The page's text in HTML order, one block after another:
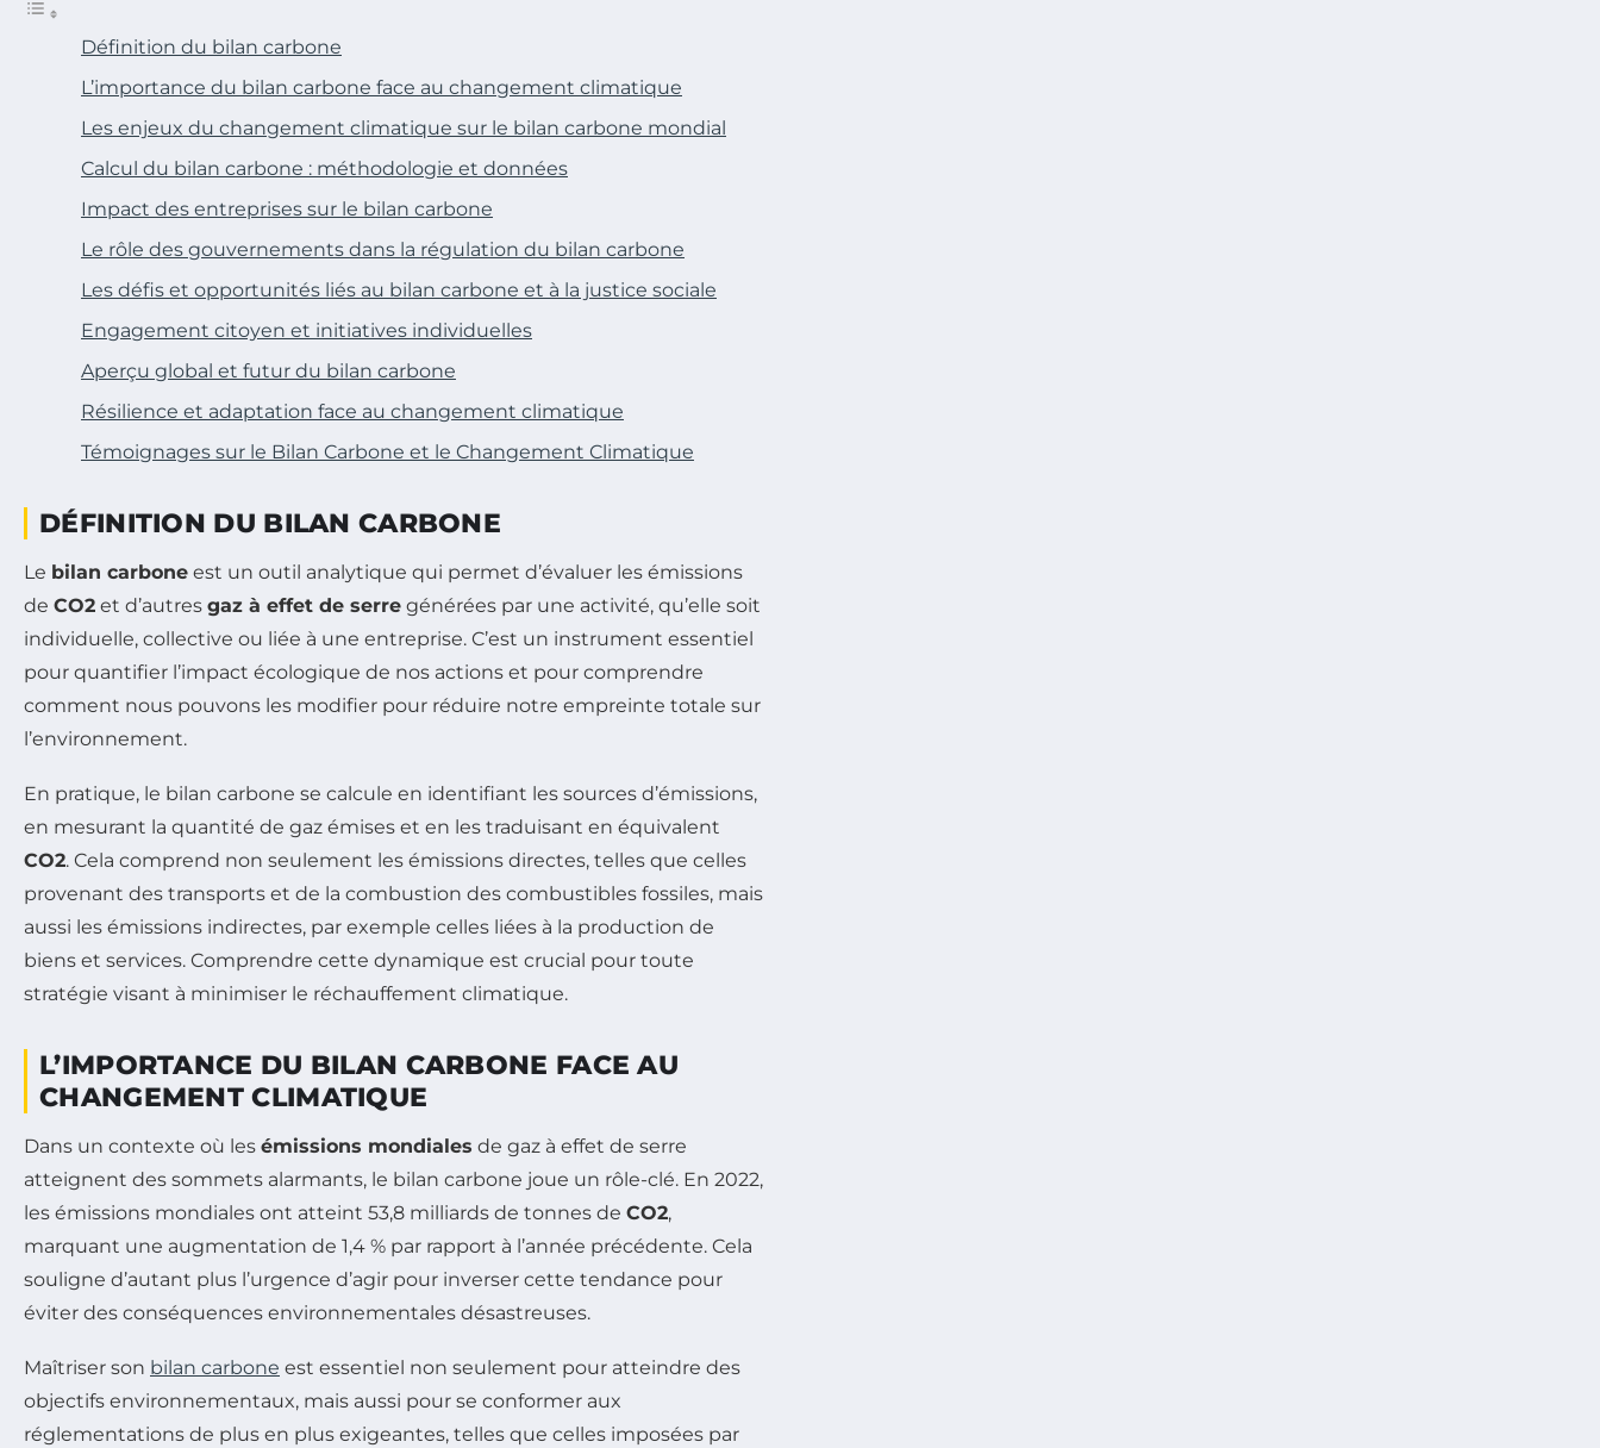
Définition du bilan carbone
L’importance du bilan carbone face au changement climatique
Les enjeux du changement climatique sur le bilan carbone mondial
Calcul du bilan carbone : méthodologie et données
Impact des entreprises sur le bilan carbone
Le rôle des gouvernements dans la régulation du bilan carbone
Les défis et opportunités liés au bilan carbone et à la justice sociale
Engagement citoyen et initiatives individuelles
Aperçu global et futur du bilan carbone
Résilience et adaptation face au changement climatique
Témoignages sur le Bilan Carbone et le Changement Climatique
DÉFINITION DU BILAN CARBONE
Le bilan carbone est un outil analytique qui permet d’évaluer les émissions
de CO2 et d’autres gaz à effet de serre générées par une activité, qu’elle soit
individuelle, collective ou liée à une entreprise. C’est un instrument essentiel
pour quantifier l’impact écologique de nos actions et pour comprendre
comment nous pouvons les modifier pour réduire notre empreinte totale sur
l’environnement.
En pratique, le bilan carbone se calcule en identifiant les sources d’émissions,
en mesurant la quantité de gaz émises et en les traduisant en équivalent
CO2. Cela comprend non seulement les émissions directes, telles que celles
provenant des transports et de la combustion des combustibles fossiles, mais
aussi les émissions indirectes, par exemple celles liées à la production de
biens et services. Comprendre cette dynamique est crucial pour toute
stratégie visant à minimiser le réchauffement climatique.
L’IMPORTANCE DU BILAN CARBONE FACE AU
CHANGEMENT CLIMATIQUE
Dans un contexte où les émissions mondiales de gaz à effet de serre
atteignent des sommets alarmants, le bilan carbone joue un rôle-clé. En 2022,
les émissions mondiales ont atteint 53,8 milliards de tonnes de CO2,
marquant une augmentation de 1,4 % par rapport à l’année précédente. Cela
souligne d’autant plus l’urgence d’agir pour inverser cette tendance pour
éviter des conséquences environnementales désastreuses.
Maîtriser son bilan carbone est essentiel non seulement pour atteindre des
objectifs environnementaux, mais aussi pour se conformer aux
réglementations de plus en plus exigeantes, telles que celles imposées par